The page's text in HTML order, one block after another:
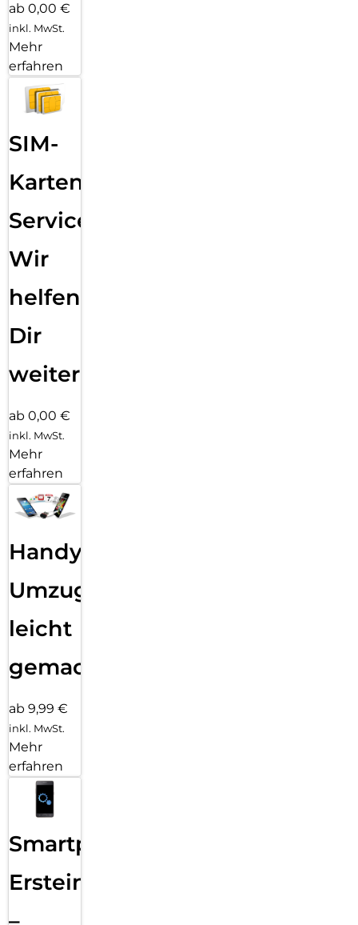
ab 0,00 €
inkl. MwSt.
Mehr
erfahren
SIM-
Karten
Service:
Wir
helfen
Dir
weiter
ab 0,00 €
inkl. MwSt.
Mehr
erfahren
Handy
Umzug
leicht
gemacht!
ab 9,99 €
inkl. MwSt.
Mehr
erfahren
Smartphone
Ersteinrichtung